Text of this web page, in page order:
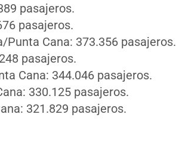
pasajeros.
pasajeros.
Cana: 373.356 pasajeros.
pasajeros.
Cana: 344.046 pasajeros.
330.125 pasajeros.
321.829 pasajeros.